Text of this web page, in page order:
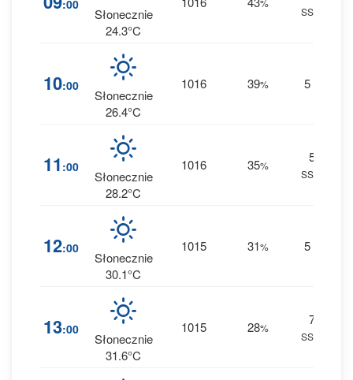
:00
Słonecznie
24.3°C
%
SSW
10:00
Słonecznie
26.4°C
1016 39% 5
11 :00
Słonecznie
28.2°C
1016 35%
5
SSW
12:00
Słonecznie
30.1°C
1015 31% 5
13:00
Słonecznie
31.6°C
1015 28%
7
SSW